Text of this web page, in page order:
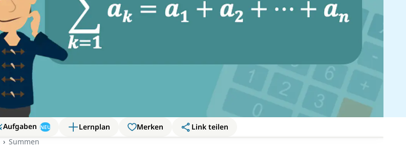
Aufgaben NEU Lernplan Merken
Link teilen
Summen